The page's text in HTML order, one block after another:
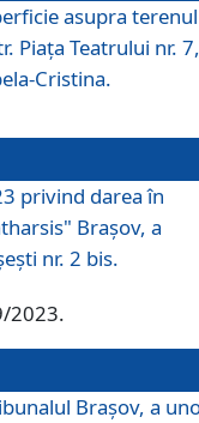
asupra
Piața Teatrului nr. 7,
Cristina.
privind darea în
Brașov, a
nr. 2 bis.
2023.
Brașov, a